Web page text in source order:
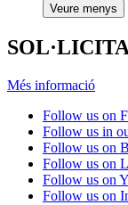
Veure menys
Més informació
Follow us on
Follow us in
Follow us on
Follow us on
Follow us on
Follow us on